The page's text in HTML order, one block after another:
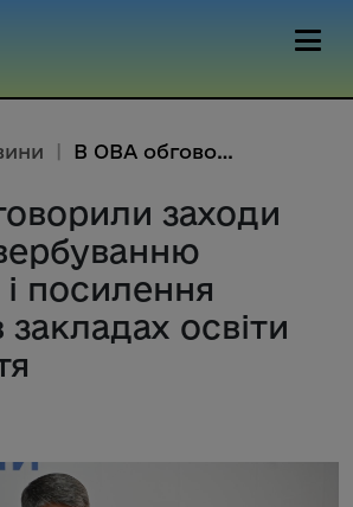
| В ОВА обговорили заходи протид...
заходи
посилення
освіти